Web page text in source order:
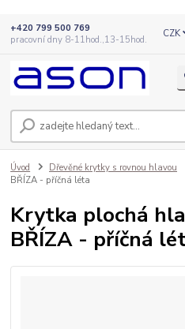
CZK
+420 799 500 769
pracovní dny 8-11hod.,13-15hod.
Úvod Dřevěné krytky s rovnou hlavou
BŘÍZA - příčná léta
Krytka plochá
BŘÍZA - příčná